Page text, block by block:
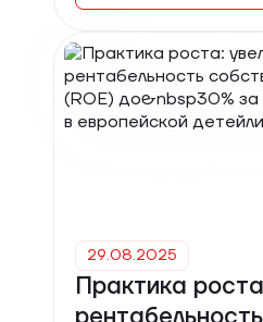
29.08.2025
Практика